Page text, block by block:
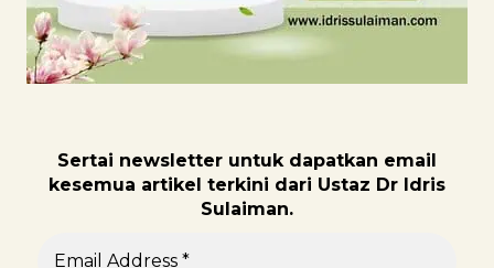
Sertai newsletter untuk dapatkan email
kesemua artikel terkini dari Ustaz Dr Idris
Sulaiman.